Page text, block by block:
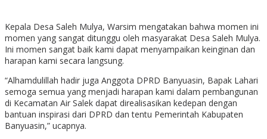
Kepala Desa Saleh Mulya, Warsim mengatakan bahwa momen ini
momen yang sangat ditunggu oleh masyarakat Desa Saleh Mulya.
Ini momen sangat baik kami dapat menyampaikan keinginan dan
harapan kami secara langsung.
“Alhamdulillah hadir juga Anggota DPRD Banyuasin, Bapak Lahari
semoga semua yang menjadi harapan kami dalam pembangunan
di Kecamatan Air Salek dapat direalisasikan kedepan dengan
bantuan inspirasi dari DPRD dan tentu Pemerintah Kabupaten
Banyuasin,” ucapnya.